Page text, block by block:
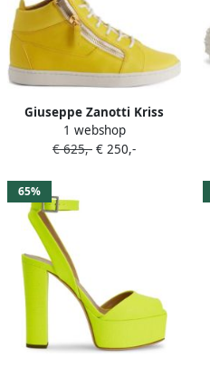
Giuseppe Zanotti Kriss
sneakers Geel
1 webshop
€ 625,- € 250,-
65%